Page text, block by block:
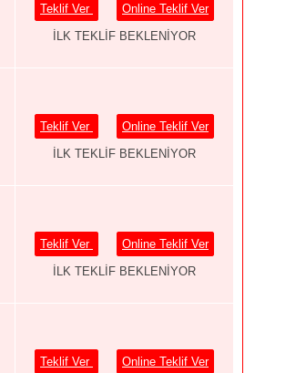
Teklif Ver
Online Teklif Ver
İLK TEKLİF BEKLENİYOR
Teklif Ver
Online Teklif Ver
İLK TEKLİF BEKLENİYOR
Teklif Ver
Online Teklif Ver
İLK TEKLİF BEKLENİYOR
Teklif Ver
Online Teklif Ver